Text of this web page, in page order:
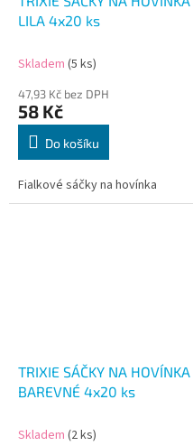
LILA 4x20 ks
Skladem (5 ks)
47,93 Kč bez DPH
58 Kč
Do košíku
Fialkové sáčky na hovínka
TRIXIE SÁČKY NA HOVÍNKA
BAREVNÉ 4x20 ks
Skladem (2 ks)